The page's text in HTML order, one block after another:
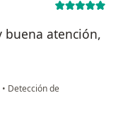
buena atención,
• Detección de